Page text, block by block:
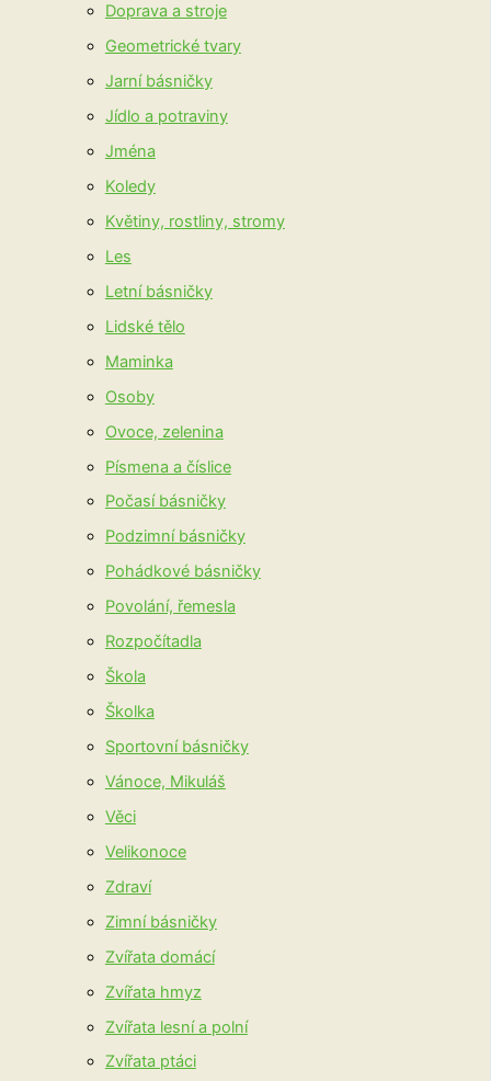
Doprava a stroje
Geometrické tvary
Jarní básničky
Jídlo a potraviny
Jména
Koledy
Květiny, rostliny, stromy
Les
Letní básničky
Lidské tělo
Maminka
Osoby
Ovoce, zelenina
Písmena a číslice
Počasí básničky
Podzimní básničky
Pohádkové básničky
Povolání, řemesla
Rozpočítadla
Škola
Školka
Sportovní básničky
Vánoce, Mikuláš
Věci
Velikonoce
Zdraví
Zimní básničky
Zvířata domácí
Zvířata hmyz
Zvířata lesní a polní
Zvířata ptáci